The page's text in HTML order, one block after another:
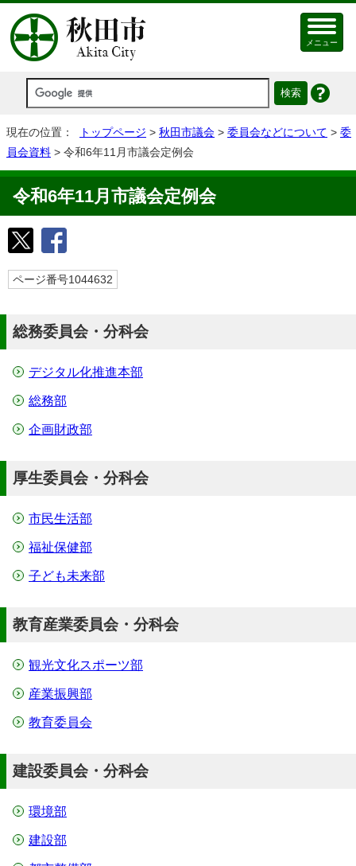
メニュー
現在の位置： トップページ > 秋田市議会 > 委員会などについて > 委
員会資料 > 令和6年11月市議会定例会
令和6年11月市議会定例会
ページ番号1044632
総務委員会・分科会
デジタル化推進本部
総務部
企画財政部
厚生委員会・分科会
市民生活部
福祉保健部
子ども未来部
教育産業委員会・分科会
観光文化スポーツ部
産業振興部
教育委員会
建設委員会・分科会
環境部
建設部